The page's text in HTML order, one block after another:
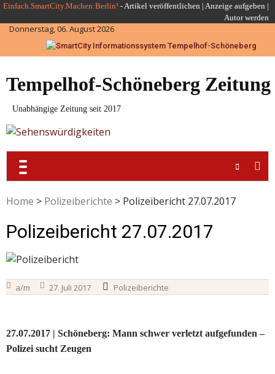
Skip
to
content
Einfach.SmartCity.Machen:Berlin! -Artikel veröffentlichen | Anzeige aufgeben |
Autor werden
Donnerstag, 06. August 2026
Tempelhof-Schöneberg Zeitung
Unabhängige Zeitung seit 2017
Home > Polizeiberichte > Polizeibericht 27.07.2017
Polizeibericht 27.07.2017
a/m 27. Juli 2017 Polizeiberichte
27.07.2017 | Schöneberg: Mann schwer verletzt aufgefunden –
Polizei sucht Zeugen